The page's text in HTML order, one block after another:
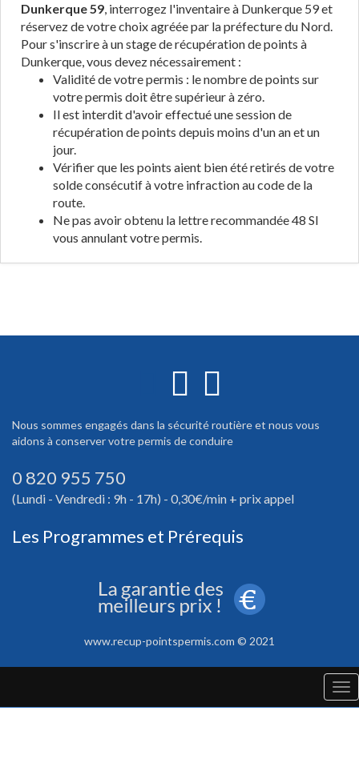
Dunkerque 59, interrogez l'inventaire à Dunkerque 59 et
réservez de votre choix agréée par la préfecture du Nord.
Pour s'inscrire à un stage de récupération de points à
Dunkerque, vous devez nécessairement :
Validité de votre permis : le nombre de points sur
votre permis doit être supérieur à zéro.
Il est interdit d'avoir effectué une session de
récupération de points depuis moins d'un an et un
jour.
Vérifier que les points aient bien été retirés de votre
solde consécutif à votre infraction au code de la
route.
Ne pas avoir obtenu la lettre recommandée 48 SI
vous annulant votre permis.
Nous sommes engagés dans la sécurité routière et nous vous
aidons à conserver votre permis de conduire
0 820 955 750
(Lundi - Vendredi : 9h - 17h) - 0,30€/min + prix appel
Les Programmes et Prérequis
www.recup-pointspermis.com © 2021